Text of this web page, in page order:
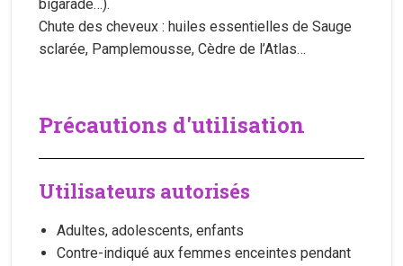
bigarade…).
Chute des cheveux : huiles essentielles de Sauge
sclarée, Pamplemousse, Cèdre de l’Atlas…
Précautions d'utilisation
Utilisateurs autorisés
Adultes, adolescents, enfants
Contre-indiqué aux femmes enceintes pendant